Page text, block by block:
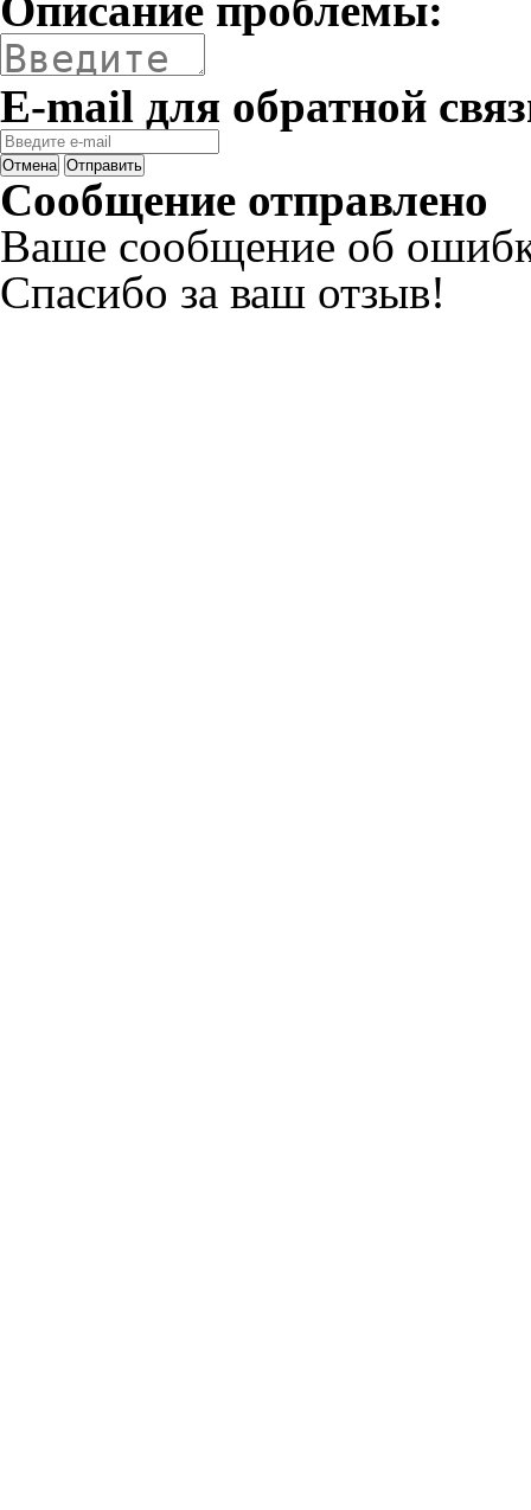
E-mail для обратной
Отмена Отправить
Сообщение отправлено
Ваше сообщение об
Спасибо за ваш отзыв!